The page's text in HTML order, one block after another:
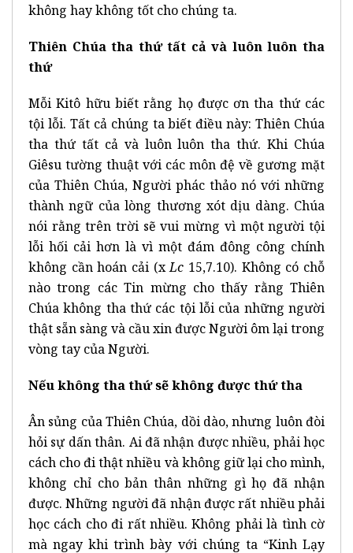
không hay không tốt cho chúng ta.
Thiên Chúa tha thứ tất cả và luôn luôn tha
thứ
Mỗi Kitô hữu biết rằng họ được ơn tha thứ các
tội lỗi. Tất cả chúng ta biết điều này: Thiên Chúa
tha thứ tất cả và luôn luôn tha thứ. Khi Chúa
Giêsu tường thuật với các môn đệ về gương mặt
của Thiên Chúa, Người phác thảo nó với những
thành ngữ của lòng thương xót dịu dàng. Chúa
nói rằng trên trời sẽ vui mừng vì một người tội
lỗi hối cải hơn là vì một đám đông công chính
không cần hoán cải (xLc 15,7.10). Không có chỗ
nào trong các Tin mừng cho thấy rằng Thiên
Chúa không tha thứ các tội lỗi của những người
thật sẵn sàng và cầu xin được Người ôm lại trong
vòng tay của Người.
Nếu không tha thứ sẽ không được thứ tha
Ân sủng của Thiên Chúa, dồi dào, nhưng luôn đòi
hỏi sự dấn thân. Ai đã nhận được nhiều, phải học
cách cho đi thật nhiều và không giữ lại cho mình,
không chỉ cho bản thân những gì họ đã nhận
được. Những người đã nhận được rất nhiều phải
học cách cho đi rất nhiều. Không phải là tình cờ
mà ngay khi trình bày với chúng ta “Kinh Lạy